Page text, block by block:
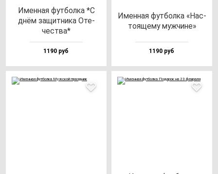
Имен­ная фут­бол­ка *С
днём за­щит­ни­ка Оте­
чес­тва*
1190 руб
Имен­ная фут­бол­ка «Нас­
то­яще­му муж­чи­не»
1190 руб